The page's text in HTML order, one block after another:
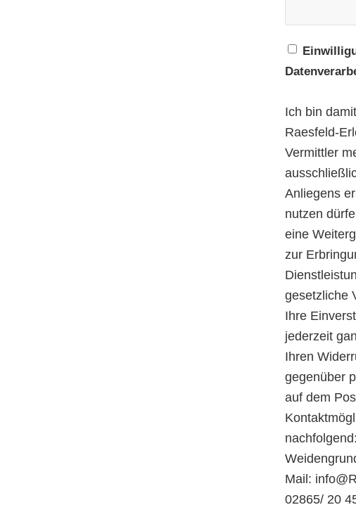
Ich bin
Raesfeld-
Vermittler
Anliegens
nutzen
eine
zur
gesetzliche
Ihre
jederzeit
Ihren
gegenüber
auf dem
Mail:
02865/ 20